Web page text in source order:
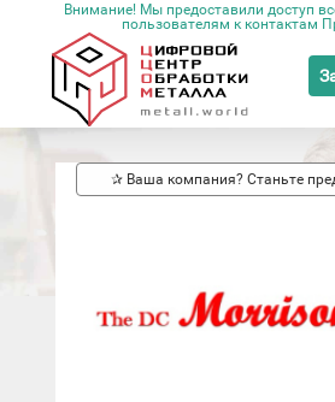
Внимание! Мы предоставили доступ
пользователям к контактам
✰ Ваша компания? Станьте